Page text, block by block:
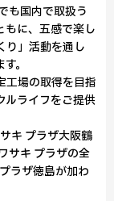
も国内で取扱う
もに、五感で楽し
り」活動を通し
。
工場の取得を目指
ルライフをご提供
キ プラザ大阪鶴
サキ プラザの全
ラザ徳島が加わ